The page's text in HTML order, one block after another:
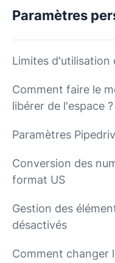
Paramètres
Limites d'utilisation
Comment faire le
libérer de l'espace ?
Paramètres
Conversion des
format US
Gestion des
désactivés
Comment changer